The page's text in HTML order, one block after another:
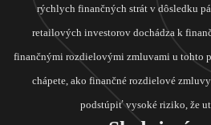
rýchlych finančných strát v dôsledku
retailových investorov dochádza k
finančnými rozdielovými zmluvami u tohto
chápete, ako finančné rozdielové
podstúpiť vysoké riziko, že